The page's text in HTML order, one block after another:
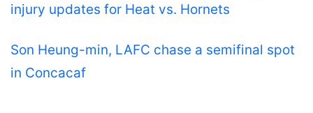
injury updates for Heat vs. Hornets
Son Heung-min, LAFC chase a semifinal spot
in Concacaf